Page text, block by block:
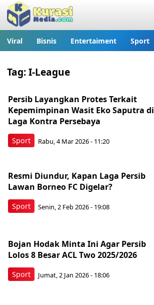
Viral Bisnis Entertaiment Sport
Tag:I-League
Sport
Persib Layangkan Protes Terkait
Kepemimpinan Wasit Eko Saputra di
Laga Kontra Persebaya
Rabu, 4 Mar 2026 - 11:20
Sport
Resmi Diundur, Kapan Laga Persib
Lawan Borneo FC Digelar?
Senin, 2 Feb 2026 - 19:08
Sport
Bojan Hodak Minta Ini Agar Persib
Lolos 8 Besar ACL Two 2025/2026
Jumat, 2 Jan 2026 - 18:06